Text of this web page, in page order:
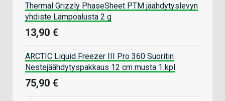
Thermal Grizzly PhaseSheet PTM jäähdytyslevyn
yhdiste Lämpöalusta 2 g
13,90 €
ARCTIC Liquid Freezer III Pro 360 Suoritin
Nestejäähdytyspakkaus 12 cm musta 1 kpl
75,90 €